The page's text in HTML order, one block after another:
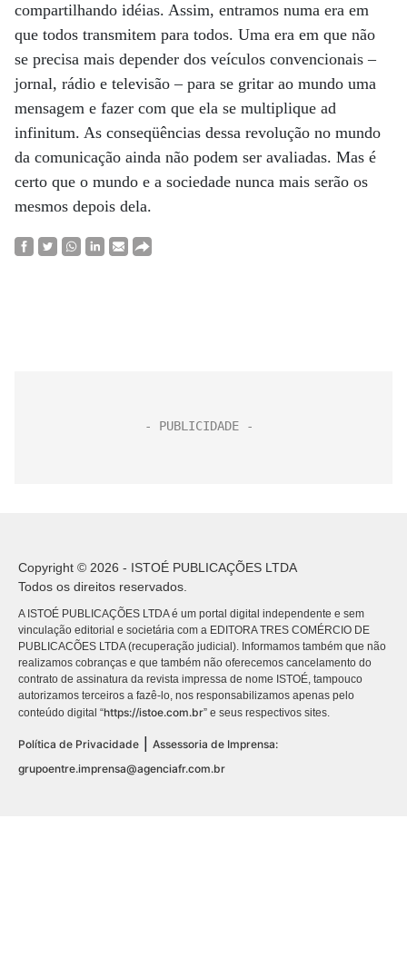
compartilhando idéias. Assim, entramos numa era em
que todos transmitem para todos. Uma era em que não
se precisa mais depender dos veículos convencionais –
jornal, rádio e televisão – para se gritar ao mundo uma
mensagem e fazer com que ela se multiplique ad
infinitum. As conseqüências dessa revolução no mundo
da comunicação ainda não podem ser avaliadas. Mas é
certo que o mundo e a sociedade nunca mais serão os
mesmos depois dela.
Copyright © 2026 - ISTOÉ PUBLICAÇÕES LTDA
Todos os direitos reservados.
A ISTOÉ PUBLICAÇÕES LTDA é um portal digital independente e sem
vinculação editorial e societária com a EDITORA TRES COMÉRCIO DE
PUBLICACÕES LTDA (recuperação judicial). Informamos também que não
realizamos cobranças e que também não oferecemos cancelamento do
contrato de assinatura da revista impressa de nome ISTOÉ, tampouco
autorizamos terceiros a fazê-lo, nos responsabilizamos apenas pelo
conteúdo digital “https://istoe.com.br” e seus respectivos sites.
Política de Privacidade
Assessoria de Imprensa:
grupoentre.imprensa@agenciafr.com.br